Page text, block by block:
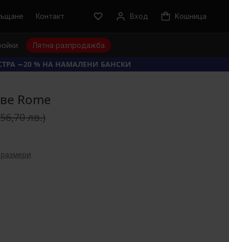
Контакт Вход Kошница
Лятна разпродажба
−20 % НА НАМАЛЕНИ БАНСКИ
Rome
лв.)